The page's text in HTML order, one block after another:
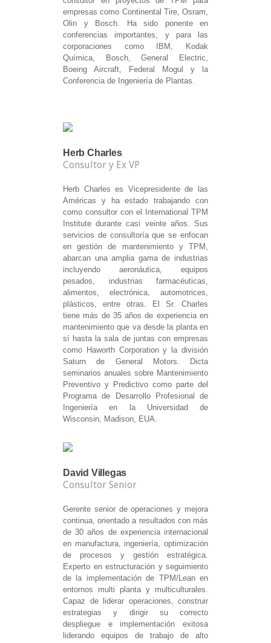
empresas como Continental Tire, Osram,
Olin y Bosch. Ha sido ponente en
conferencias importantes, y para las
corporaciones como IBM, Kodak
Química, Bosch, General Electric,
Boeing Aircraft, Federal Mogul y la
Conferencia de Ingeniería de Plantas.
Herb Charles
Consultor y Ex VP
Herb Charles es Vicepresidente de las
Américas y ha estado trabajando con
como consultor con el International TPM
Institute durante casi veinte años. Sus
servicios de consultoría que se enfocan
en gestión de mantenimiento y TPM,
abarcan una amplia gama de industrias
incluyendo aeronáutica, equipos
pesados, industrias farmacéuticas,
alimentos, electrónica, automotrices,
plásticos, entre otras. El Sr. Charles
tiene más de 35 años de experiencia en
mantenimiento que va desde la planta en
sí hasta la sala de juntas con empresas
como Haworth Corporation y la división
Saturn de General Motors. Dicta
seminarios anuales sobre Mantenimiento
Preventivo y Predictivo como parte del
Programa de Desarrollo Profesional de
Ingeniería en la Universidad de
Wisconsin, Madison, EUA.
David Villegas
Consultor Senior
Gerente senior de operaciones y mejora
continua, orientado a resultados con más
de 30 años de experiencia internacional
en manufactura, ingeniería, optimización
de procesos y gestión estratégica.
Experto en estructuración y seguimiento
de la implementación de TPM/Lean en
entornos multi planta y multiculturales.
Capaz de liderar operaciones, construir
estrategias y dirigir su correcto
despliegue e implementación exitosa
liderando equipos de trabajo de alto